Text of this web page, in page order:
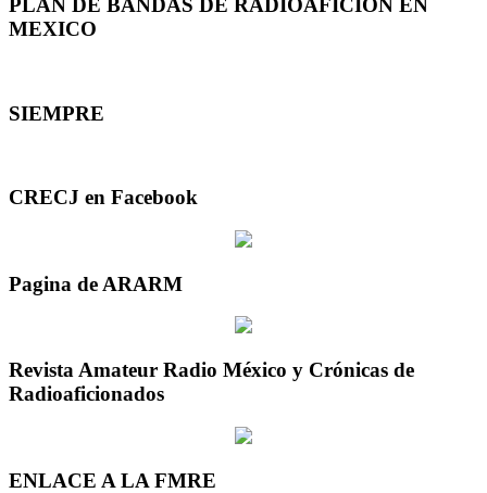
PLAN DE BANDAS DE RADIOAFICION EN
MEXICO
SIEMPRE
CRECJ en Facebook
Pagina de ARARM
Revista Amateur Radio México y Crónicas de
Radioaficionados
ENLACE A LA FMRE